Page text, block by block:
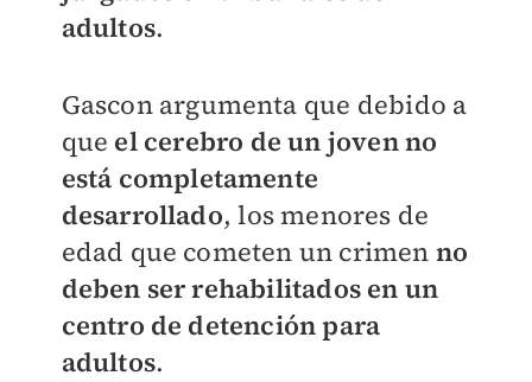
adultos.
Gascon argumenta que debido a
que el cerebro de un joven no
está completamente
desarrollado, los menores de
edad que cometen un crimen no
deben ser rehabilitados en un
centro de detención para
adultos.